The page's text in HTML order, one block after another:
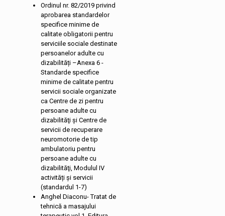
Ordinul nr. 82/2019 privind
aprobarea standardelor
specifice minime de
calitate obligatorii pentru
serviciile sociale destinate
persoanelor adulte cu
dizabilități –Anexa 6 -
Standarde specifice
minime de calitate pentru
servicii sociale organizate
ca Centre de zi pentru
persoane adulte cu
dizabilităţi şi Centre de
servicii de recuperare
neuromotorie de tip
ambulatoriu pentru
persoane adulte cu
dizabilităţi, Modulul IV
activități și servicii
(standardul 1-7)
Anghel Diaconu- Tratat de
tehnică a masajului